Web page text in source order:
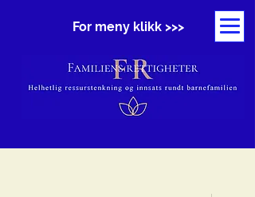
For meny klikk >>>